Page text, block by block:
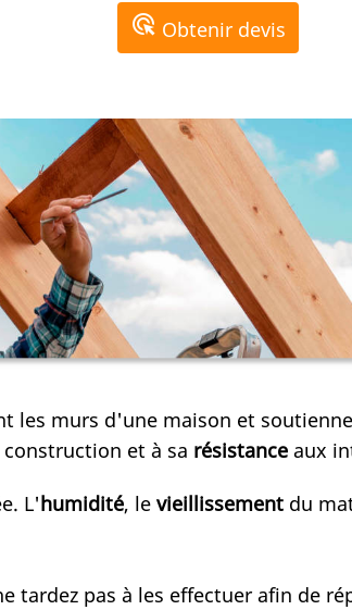
ads_click Obtenir devis
les murs d'une maison et
construction et à sa résistance aux
L'humidité, le vieillissement du
tardez pas à les effectuer afin de